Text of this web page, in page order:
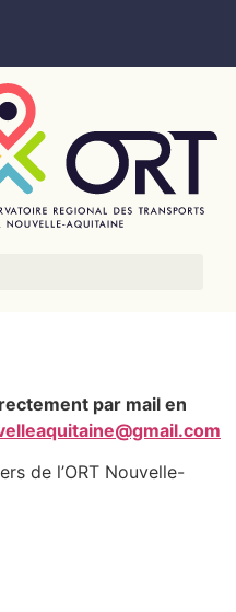
par mail en
de l’ORT Nouvelle-